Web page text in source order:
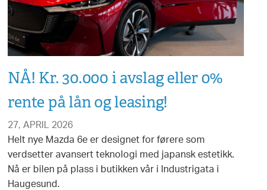
NÅ! Kr. 30.000 i avslag eller 0%
rente på lån og leasing!
27, APRIL 2026
Helt nye Mazda 6e er designet for førere som
verdsetter avansert teknologi med japansk estetikk.
Nå er bilen på plass i butikken vår i Industrigata i
Haugesund.